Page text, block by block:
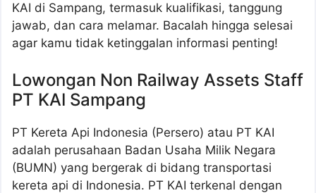
KAI di Sampang, termasuk kualifikasi, tanggung
jawab, dan cara melamar. Bacalah hingga selesai
agar kamu tidak ketinggalan informasi penting!
Lowongan Non Railway Assets Staff
PT KAI Sampang
PT Kereta Api Indonesia (Persero) atau PT KAI
adalah perusahaan Badan Usaha Milik Negara
(BUMN) yang bergerak di bidang transportasi
kereta api di Indonesia. PT KAI terkenal dengan